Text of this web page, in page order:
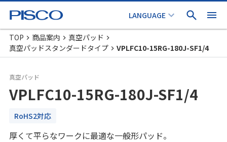
TOP 商品案内
真空パッド
真空パッドスタンダードタイプ
VPLFC10-15RG-180J-SF1/4
真空パッド
VPLFC10-15RG-180J-SF1/4
RoHS2対応
厚くて平らなワークに最適な一般形パッド。